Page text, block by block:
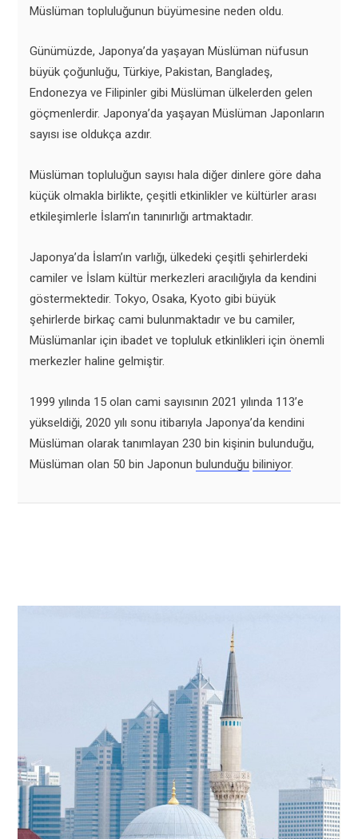
Müslüman topluluğunun büyümesine neden oldu.
Günümüzde, Japonya’da yaşayan Müslüman nüfusun
büyük çoğunluğu, Türkiye, Pakistan, Bangladeş,
Endonezya ve Filipinler gibi Müslüman ülkelerden gelen
göçmenlerdir. Japonya’da yaşayan Müslüman Japonların
sayısı ise oldukça azdır.
Müslüman topluluğun sayısı hala diğer dinlere göre daha
küçük olmakla birlikte, çeşitli etkinlikler ve kültürler arası
etkileşimlerle İslam’ın tanınırlığı artmaktadır.
Japonya’da İslam’ın varlığı, ülkedeki çeşitli şehirlerdeki
camiler ve İslam kültür merkezleri aracılığıyla da kendini
göstermektedir. Tokyo, Osaka, Kyoto gibi büyük
şehirlerde birkaç cami bulunmaktadır ve bu camiler,
Müslümanlar için ibadet ve topluluk etkinlikleri için önemli
merkezler haline gelmiştir.
1999 yılında 15 olan cami sayısının 2021 yılında 113’e
yükseldiği, 2020 yılı sonu itibarıyla Japonya’da kendini
Müslüman olarak tanımlayan 230 bin kişinin bulunduğu,
Müslüman olan 50 bin Japonun bulunduğu biliniyor.